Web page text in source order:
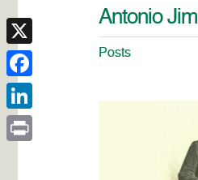
Antonio
Posts
X
Facebook
LinkedIn